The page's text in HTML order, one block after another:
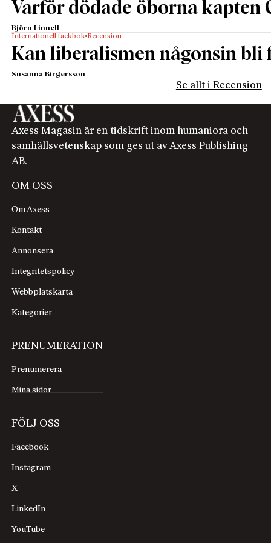
Varför dödade öborna kapten
Björn Linnell
Internationell fackbok Recension
Kan liberalismen någonsin bli
Susanna Birgersson
Se allt i Recension
Axess Magasin är en tidskrift inom humaniora och
samhällsvetenskap som ges ut av Axess Publishing
AB.
OM OSS
Om Axess
Kontakt
Annonsera
Integritetspolicy
Webbplatskarta
Kategorier
PRENUMERATION
Prenumerera
Mina sidor
FÖLJ OSS
Facebook
Instagram
X
LinkedIn
YouTube